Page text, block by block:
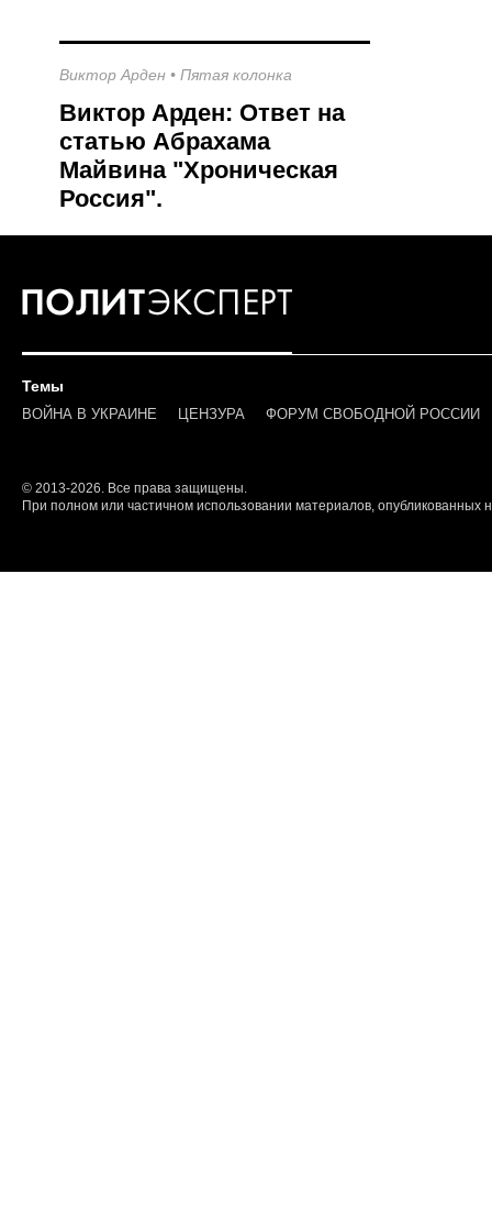
Виктор Арден • Пятая колонка
Виктор Арден: Ответ на
статью Абрахама
Майвина "Хроническая
Россия".
Темы
ВОЙНА В УКРАИНЕ ЦЕНЗУРА ФОРУМ СВОБОДНОЙ РОССИИ
© 2013-2026. Все права защищены.
При полном или частичном использовании материалов, опубликованных